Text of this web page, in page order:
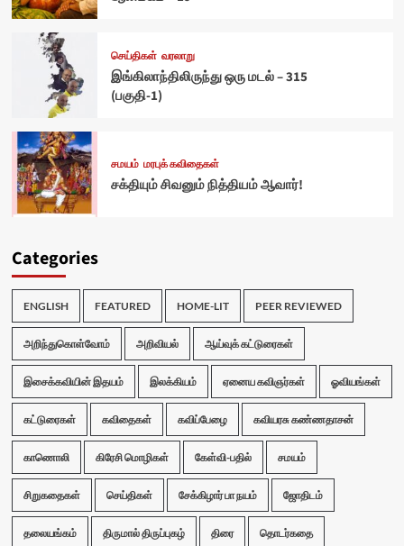
செய்திகள் வரலாறு
இங்கிலாந்திலிருந்து ஒரு மடல் – 315
(பகுதி-1)
சமயம் மரபுக் கவிதைகள்
சக்தியும் சிவனும் நித்தியம் ஆவார்!
Categories
ENGLISH FEATURED HOME-LIT PEER REVIEWED
அறிந்துகொள்வோம் அறிவியல் ஆய்வுக் கட்டுரைகள்
இசைக்கவியின் இதயம் இலக்கியம் ஏனைய கவிஞர்கள் ஓவியங்கள்
கட்டுரைகள் கவிதைகள் கவிப்பேழை கவியரசு கண்ணதாசன்
காணொலி கிரேசி மொழிகள் கேள்வி-பதில் சமயம்
சிறுகதைகள் செய்திகள் சேக்கிழார் பா நயம் ஜோதிடம்
தலையங்கம் திருமால் திருப்புகழ் திரை தொடர்கதை